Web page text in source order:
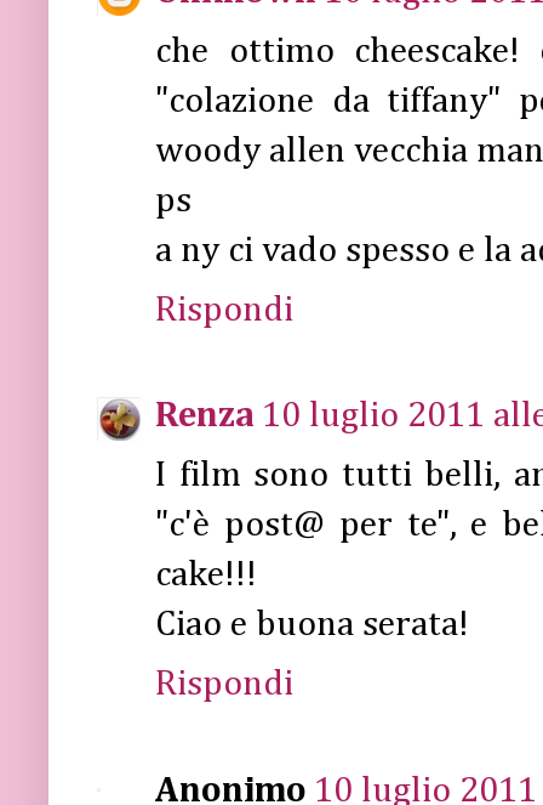
che ottimo
"colazione da tiffany"
woody allen vecchia
ps
a ny ci vado spesso e la
Rispondi
Renza 10 luglio 2011
I film sono tutti belli,
"c'è post@ per te", e
cake!!!
Ciao e buona serata!
Rispondi
Anonimo 10 luglio